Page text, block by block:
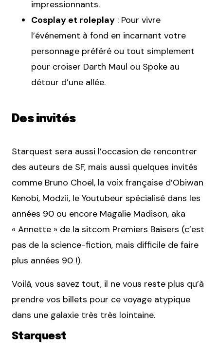
impressionnants.
Cosplay et roleplay : Pour vivre
l’événement à fond en incarnant votre
personnage préféré ou tout simplement
pour croiser Darth Maul ou Spoke au
détour d’une allée.
Des invités
Starquest sera aussi l’occasion de rencontrer
des auteurs de SF, mais aussi quelques invités
comme Bruno Choël, la voix française d’Obiwan
Kenobi, Modzii, le Youtubeur spécialisé dans les
années 90 ou encore Magalie Madison, aka
« Annette » de la sitcom Premiers Baisers (c’est
pas de la science-fiction, mais difficile de faire
plus années 90 !).
Voilà, vous savez tout, il ne vous reste plus qu’à
prendre vos billets pour ce voyage atypique
dans une galaxie très très lointaine.
Starquest